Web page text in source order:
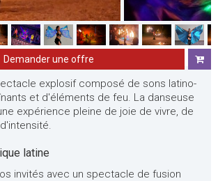
Demander une offre
explosif composé de sons latino-
et d'éléments de feu. La danseuse
expérience pleine de joie de vivre, de
latine
invités avec un spectacle de fusion